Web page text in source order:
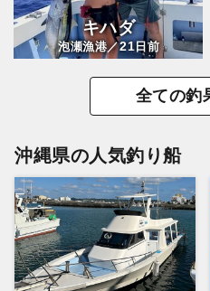
キハダ
泡瀬漁港／21日前
全ての釣
沖縄県の人気釣り船